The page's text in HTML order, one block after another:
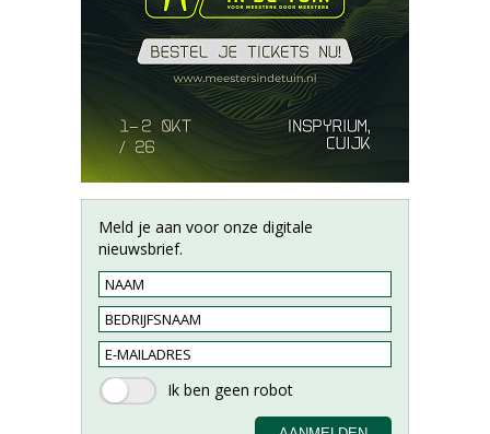
Meld je aan voor onze digitale
nieuwsbrief.